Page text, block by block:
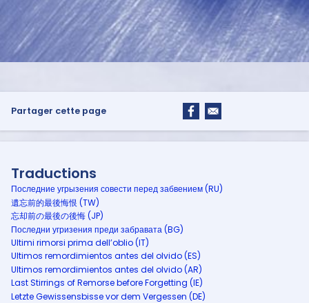
Partager cette page
Traductions
Последние угрызения совести перед забвением (RU)
遺忘前的最後悔恨 (TW)
忘却前の最後の後悔 (JP)
Последни угризения преди забравата (BG)
Ultimi rimorsi prima dell’oblio (IT)
Ultimos remordimientos antes del olvido (ES)
Ultimos remordimientos antes del olvido (AR)
Last Stirrings of Remorse before Forgetting (IE)
Letzte Gewissensbisse vor dem Vergessen (DE)